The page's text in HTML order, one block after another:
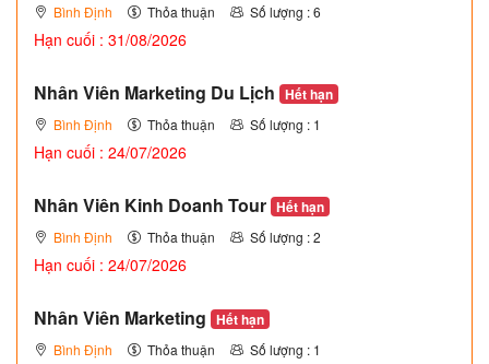
Bình Định Thỏa thuận Số lượng : 6
Hạn cuối : 31/08/2026
Nhân Viên Marketing Du Lịch Hết hạn
Bình Định Thỏa thuận Số lượng : 1
Hạn cuối : 24/07/2026
Nhân Viên Kinh Doanh Tour Hết hạn
Bình Định Thỏa thuận Số lượng : 2
Hạn cuối : 24/07/2026
Nhân Viên Marketing Hết hạn
Bình Định Thỏa thuận Số lượng : 1